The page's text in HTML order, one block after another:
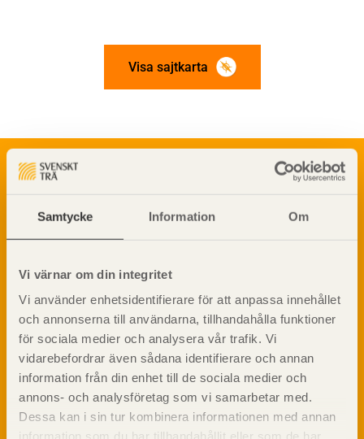
Samtycke Information Om
Vi värnar om din integritet
Vi använder enhetsidentifierare för att anpassa innehållet
och annonserna till användarna, tillhandahålla funktioner
för sociala medier och analysera vår trafik. Vi
vidarebefordrar även sådana identifierare och annan
information från din enhet till de sociala medier och
annons- och analysföretag som vi samarbetar med.
Dessa kan i sin tur kombinera informationen med annan
information som du har tillhandahållit eller som de har
Visa sajtkarta
Materialet trä
Barrträdets uppbyggnad
Sågverksprocessen
Kemisk behandling
Fakta om Limträ
Byggfysik
Fukt
Värmeisolering och lufttäthet
Ljud
träbyggande och innehåller information om
Dela på
Prenumerera på TräGuidens nyhetsbrev!